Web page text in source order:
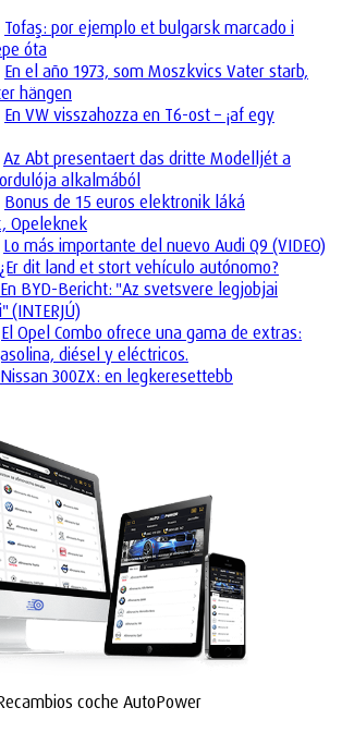
Tofaş: por ejemplo et bulgarsk marcado i
óta
En el año 1973, som Moszkvics Vater starb,
hängen
En VW visszahozza en T6-ost – ¡af egy
Az Abt presentaert das dritte Modelljét a
alkalmából
Bonus de 15 euros elektronik láká
Opeleknek
Lo más importante del nuevo Audi Q9 (VIDEO)
¿Er dit land et stort vehículo autónomo?
En BYD-Bericht: "Az svetsvere legjobjai
(INTERJÚ)
El Opel Combo ofrece una gama de extras:
diésel y eléctricos.
Nissan 300ZX: en legkeresettebb
coche AutoPower